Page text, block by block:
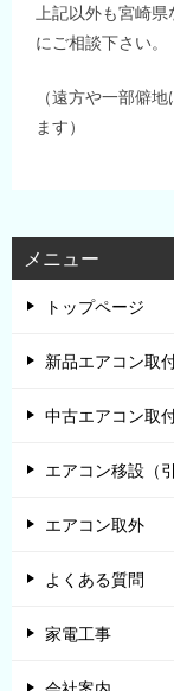
上記以外も宮崎
にご相談下さい。
（遠方や一部僻
ます）
メニュー
トップページ
新品エアコン取
中古エアコン取
エアコン移設（
エアコン取外
よくある質問
家電工事